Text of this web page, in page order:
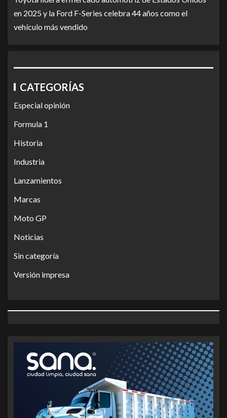
en 2025 y la Ford F-Series celebra 44 años como el
vehículo más vendido
CATEGORÍAS
Especial opinión
Formula 1
Historia
Industria
Lanzamientos
Marcas
Moto GP
Noticias
Sin categoría
Versión impresa